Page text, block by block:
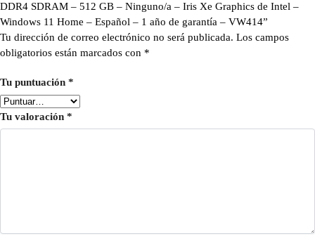
DDR4 SDRAM – 512 GB – Ninguno/a – Iris Xe Graphics de Intel –
Windows 11 Home – Español – 1 año de garantía – VW414”
Tu dirección de correo electrónico no será publicada. Los campos
obligatorios están marcados con *
Tu puntuación *
Tu valoración *